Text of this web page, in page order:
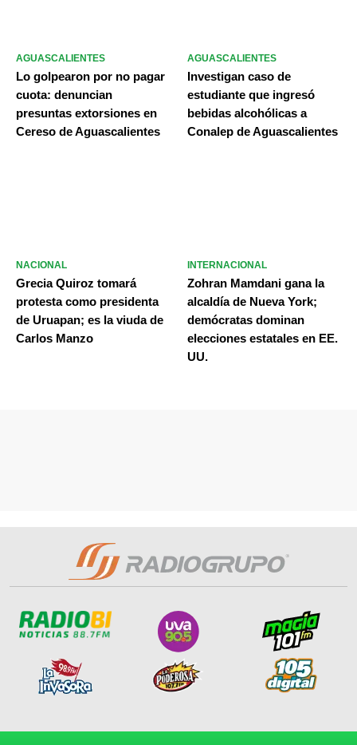
AGUASCALIENTES
Lo golpearon por no pagar
cuota: denuncian
presuntas extorsiones en
Cereso de Aguascalientes
AGUASCALIENTES
Investigan caso de
estudiante que ingresó
bebidas alcohólicas a
Conalep de Aguascalientes
NACIONAL
Grecia Quiroz tomará
protesta como presidenta
de Uruapan; es la viuda de
Carlos Manzo
INTERNACIONAL
Zohran Mamdani gana la
alcaldía de Nueva York;
demócratas dominan
elecciones estatales en EE.
UU.